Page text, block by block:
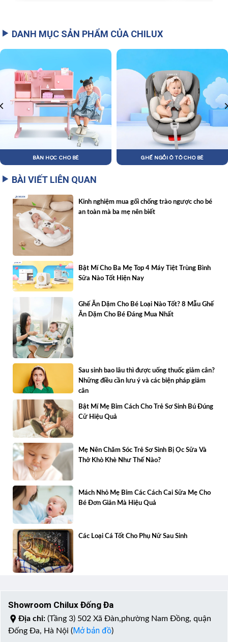
DANH MỤC SẢN PHẨM CỦA CHILUX
BÀN HỌC CHO BÉ GHẾ NGỒI Ô TÔ CHO BÉ
BÀI VIẾT LIÊN QUAN
Kinh nghiệm mua gối chống trào ngược cho bé
an toàn mà ba mẹ nên biết
Bật Mí Cho Ba Mẹ Top 4 Máy Tiệt Trùng Bình
Sữa Nào Tốt Hiện Nay
Ghế Ăn Dặm Cho Bé Loại Nào Tốt? 8 Mẫu Ghế
Ăn Dặm Cho Bé Đáng Mua Nhất
Sau sinh bao lâu thì được uống thuốc giảm cân?
Những điều cần lưu ý và các biện pháp giảm
cân
Bật Mí Mẹ Bỉm Cách Cho Trẻ Sơ Sinh Bú Đúng
Cữ Hiệu Quả
Mẹ Nên Chăm Sóc Trẻ Sơ Sinh Bị Ọc Sữa Và
Thở Khò Khè Như Thế Nào?
Mách Nhỏ Mẹ Bỉm Các Cách Cai Sữa Mẹ Cho
Bé Đơn Giản Mà Hiệu Quả
Các Loại Cá Tốt Cho Phụ Nữ Sau Sinh
Showroom Chilux Đống Đa
Địa chỉ: (Tầng 3) 502 Xã Đàn,phường Nam Đồng, quận
Đống Đa, Hà Nội (Mở bản đồ)